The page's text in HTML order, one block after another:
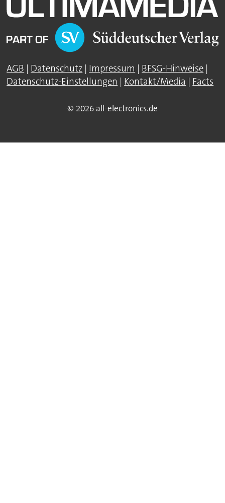
AGB | Datenschutz | Impressum | BFSG-Hinweise |
Datenschutz-Einstellungen | Kontakt/Media | Facts
© 2026 all-electronics.de